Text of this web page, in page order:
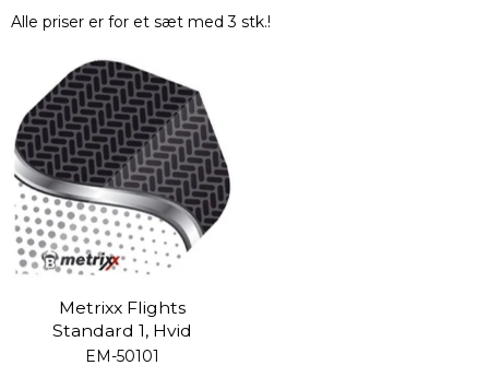
Alle priser er for et sæt med 3 stk.!
Metrixx Flights
Standard 1, Hvid
EM-50101